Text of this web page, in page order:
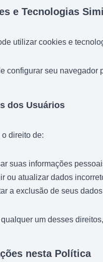
e Tecnologias
utilizar cookies e
configurar seu navegador
dos Usuários
direito de:
suas informações
ou atualizar dados
a exclusão de seus
um desses
nesta Política